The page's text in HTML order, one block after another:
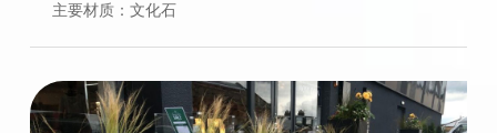
主要材质：文化石